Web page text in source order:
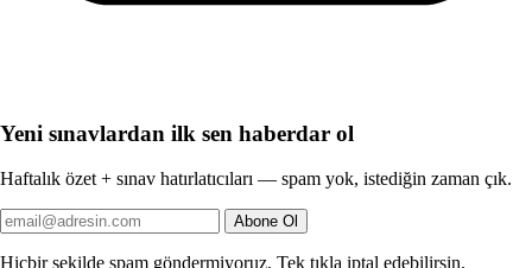
Yeni sınavlardan ilk sen haberdar ol
Haftalık özet + sınav hatırlatıcıları — spam yok, istediğin zaman çık.
Abone Ol
Hiçbir şekilde spam göndermiyoruz. Tek tıkla iptal edebilirsin.